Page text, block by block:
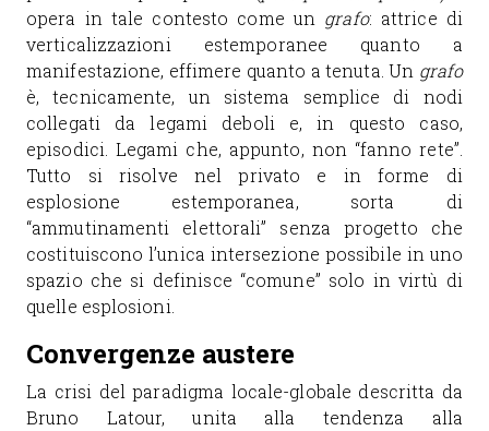
opera in tale contesto come un grafo: attrice di
verticalizzazioni estemporanee quanto a
manifestazione, effimere quanto a tenuta. Un grafo
è, tecnicamente, un sistema semplice di nodi
collegati da legami deboli e, in questo caso,
episodici. Legami che, appunto, non “fanno rete”.
Tutto si risolve nel privato e in forme di
esplosione estemporanea, sorta di
“ammutinamenti elettorali” senza progetto che
costituiscono l’unica intersezione possibile in uno
spazio che si definisce “comune” solo in virtù di
quelle esplosioni.
Convergenze austere
La crisi del paradigma locale-globale descritta da
Bruno Latour, unita alla tendenza alla